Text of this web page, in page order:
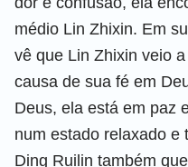
médio Lin Zhixin. Em
vê que Lin Zhixin veio
causa de sua fé em
Deus, ela está em paz
num estado relaxado e
Ding Ruilin também